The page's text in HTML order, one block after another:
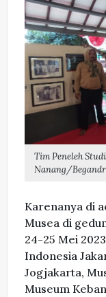
Tim Peneleh
Nanang/
Karenanya di
Musea di
24-25 Mei
Indonesia
Jogjakarta,
Museum